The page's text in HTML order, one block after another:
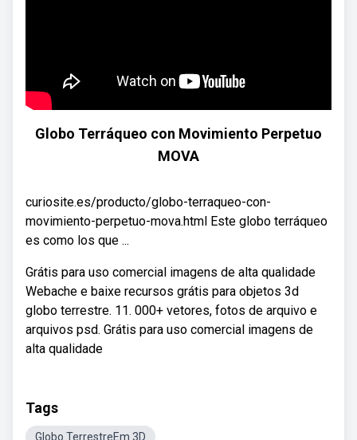
Globo Terráqueo con Movimiento Perpetuo
MOVA
curiosite.es/producto/globo-terraqueo-con-
movimiento-perpetuo-mova.html Este globo terráqueo
es como los que ...
Grátis para uso comercial imagens de alta qualidade
Webache e baixe recursos grátis para objetos 3d
globo terrestre. 11. 000+ vetores, fotos de arquivo e
arquivos psd. Grátis para uso comercial imagens de
alta qualidade
Tags
Globo TerrestreEm 3D